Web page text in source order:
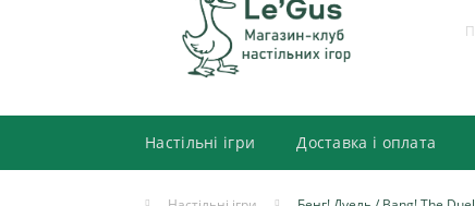
Настільні ігри Доставка і оплата